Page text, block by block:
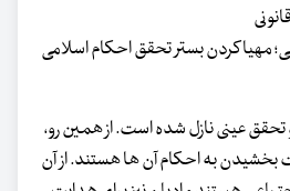
مهیا کردن بستر تحقق احکام اسلامی
عینی نازل شده است. از همین رو،
بخشیدن به احکام آن ها هستند. از آن